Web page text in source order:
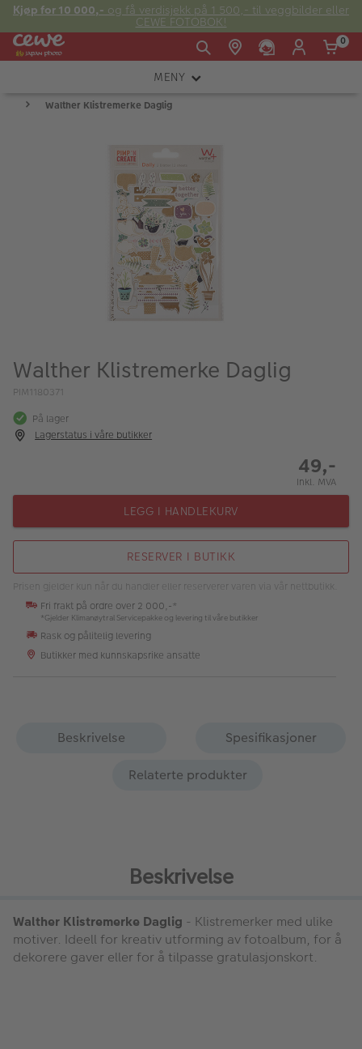
Kjøp for 10 000,- og få verdisjekk på 1 500,- til veggbilder eller
CEWE FOTOBOK!
Fre:
E-post:
kundeservice@japanphoto.no
0
MENY
KAMERA
ALBUM
Merker
Inspirasjon
Butikkoversikt
Walther Klistremerke Daglig
Walther Klistremerke Daglig
PIM1180371
På lager
Lagerstatus i våre butikker
49,-
Inkl. MVA
LEGG I HANDLEKURV
RESERVER I BUTIKK
Prisen gjelder kun når du handler eller reserverer varen via vår nettbutikk.
Fri frakt på ordre over 2 000,-*
*Gjelder Klimanøytral Servicepakke og levering til våre butikker
Rask og pålitelig levering
Butikker med kunnskapsrike ansatte
Beskrivelse
Spesifikasjoner
Relaterte produkter
Beskrivelse
Walther Klistremerke Daglig - Klistremerker med ulike
motiver. Ideell for kreativ utforming av fotoalbum, for å
dekorere gaver eller for å tilpasse gratulasjonskort.